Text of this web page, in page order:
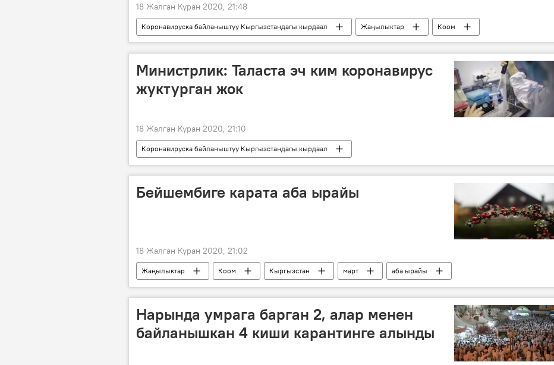
18 Жалган Куран 2020, 21:48
Коронавируска байланыштуу Кыргызстандагы кырдаал Жаңылыктар
Коом
Кыргызстан
Ош ун жарманке
Министрлик: Таласта эч ким коронавирус
жуктурган жок
18 Жалган Куран 2020, 21:10
Коронавируска байланыштуу Кыргызстандагы кырдаал
Кыргызстандагы коронавирус жуктуруп алгандар
Коом
Жаңылыктар
Бейшембиге карата аба ырайы
18 Жалган Куран 2020, 21:02
Жаңылыктар Коом Кыргызстан март аба ырайы
Нарында умрага барган 2, алар менен
байланышкан 4 киши карантинге алынды